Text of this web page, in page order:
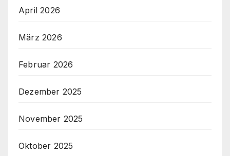
April 2026
März 2026
Februar 2026
Dezember 2025
November 2025
Oktober 2025